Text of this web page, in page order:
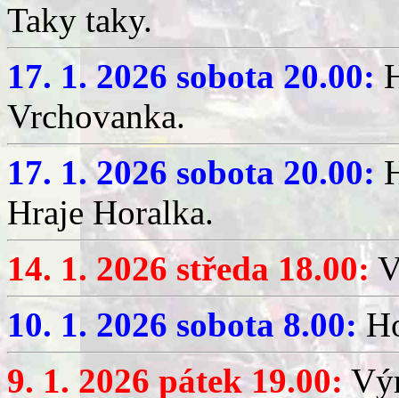
Taky taky.
17. 1. 2026 sobota 20.00:
Vrchovanka.
17. 1. 2026 sobota 20.00:
Hraje Horalka.
14. 1. 2026 středa 18.00:
10. 1. 2026 sobota 8.00:
9. 1. 2026 pátek 19.00: